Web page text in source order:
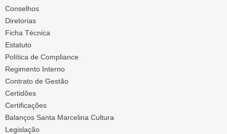
Conselhos
Diretorias
Ficha Técnica
Estatuto
Política de Compliance
Regimento Interno
Contrato de Gestão
Certidões
Certificações
Balanços Santa Marcelina Cultura
Legislação